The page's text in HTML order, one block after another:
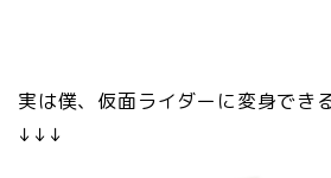
実は僕、仮面ライダーに変身でき
↓↓↓